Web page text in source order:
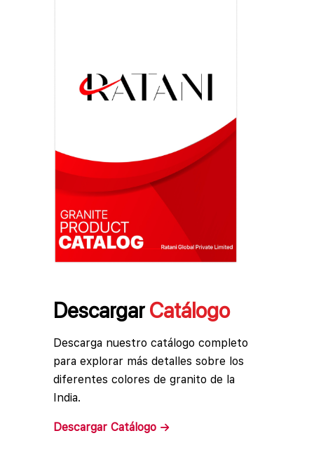
DescargarCatálogo
Descarga nuestro catálogo completo
para explorar más detalles sobre los
diferentes colores de granito de la
India.
Descargar Catálogo